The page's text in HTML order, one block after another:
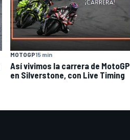
MOTOGP15 min
Así vivimos la carrera de MotoGP
en Silverstone, con Live Timing